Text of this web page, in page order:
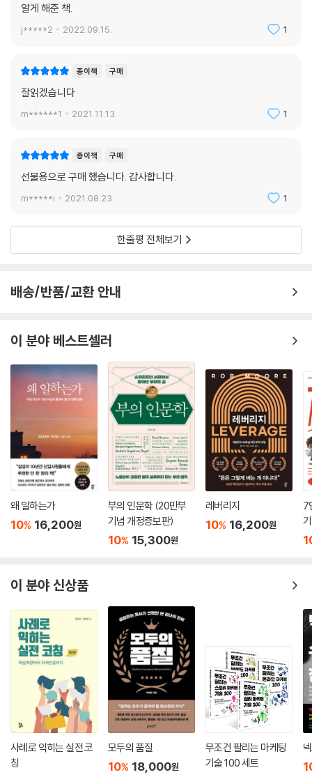
알게 해준 책.
j*****2 2022.09.15. 1
종이책 구매
잘읽겠습니다
m******1 2021.11.13. 1
종이책 구매
선물용으로 구매 했습니다. 감사합니다.
m*****i 2021.08.23. 1
한줄평 전체보기
배송/반품/교환 안내
이 분야 베스트셀러
왜 일하는가
10% 16,200원
부의 인문학 (20만부
기념 개정증보판)
10% 15,300원
레버리지
10% 16,200원
7
기
이 분야 신상품
사례로 익히는 실전 코
칭
모두의 품질
10% 18,000원
무조건 팔리는 마케팅
기술 100 세트